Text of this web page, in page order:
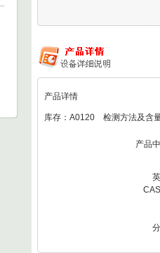
产品详情
库存：A0120 检测方法及含
产品